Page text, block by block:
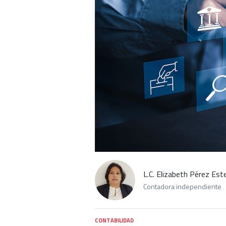
L.C. Elizabeth Pérez
Contadora independiente
CONTABILIDAD